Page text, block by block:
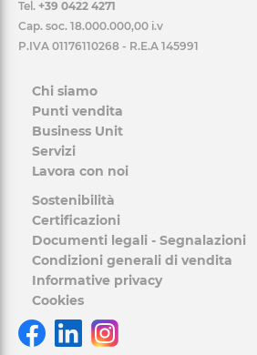
Tel. +39 0422 4271
Cap. soc. 18.000.000,00 i.v
P.IVA 01176110268 - R.E.A 145991
Chi siamo
Punti vendita
Business Unit
Servizi
Lavora con noi
Sostenibilità
Certificazioni
Documenti legali - Segnalazioni
Condizioni generali di vendita
Informative privacy
Cookies